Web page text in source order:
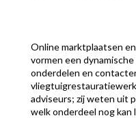
Online marktplaatsen
vormen een
onderdelen en
adviseurs; zij weten uit
welk onderdeel nog